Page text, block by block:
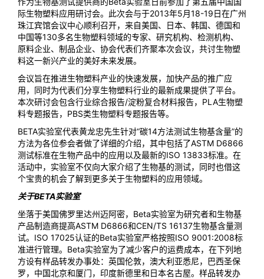
际生物塑料应用研讨会。此次会与于2013年5月18-19日在广州
珠江宾馆会议中心顺利召开，来自美国、日本、韩国、德国和
中国等130多名生物塑料领域的专家、研究机构、检测机构、
原料企业、制品企业、协会代表们齐聚本次会议，共讨生物塑
料这一新兴产业的美好未来发展。
会议旨在推进生物塑料产业的快速发展，加快产品的推广应
用，同时为代表们分享生物塑料行业的最新成果提供了平台。
本次研讨会包含行业综合报告/淀粉复合材料报告，PLA生物塑
料专题报告，PBS类生物塑料专题报告等。
BETA实验室代表黄龙忠先生针对“碳14方法测试生物基含量”的
方法为各位参会者做了详细的介绍，其中包括了ASTM D6866
测试标准在生物产品中的应用以及最新的ISO 13833标准。在
活动中，实验室不仅向大家介绍了生物基的测试，同时也借这
个宝贵的机会了解到更多关于生物塑料的应用领域。
关于BETA实验室
坐落于美国佛罗里达州迈阿密，Beta实验室为研究者和生物基
产品制造商提高ASTM D6866和CEN/TS 16137生物基含量测
试。ISO 17025认证的Beta实验室严格按照ISO 9001:2008标
准进行管理。Beta实验室为了减少客户的运费成本，在下列地
方设有样品转发办事处：英国伦敦，澳大利亚悉尼，巴西圣保
罗，中国北京和厦门，印度新德里和日本名古屋。样品转发办